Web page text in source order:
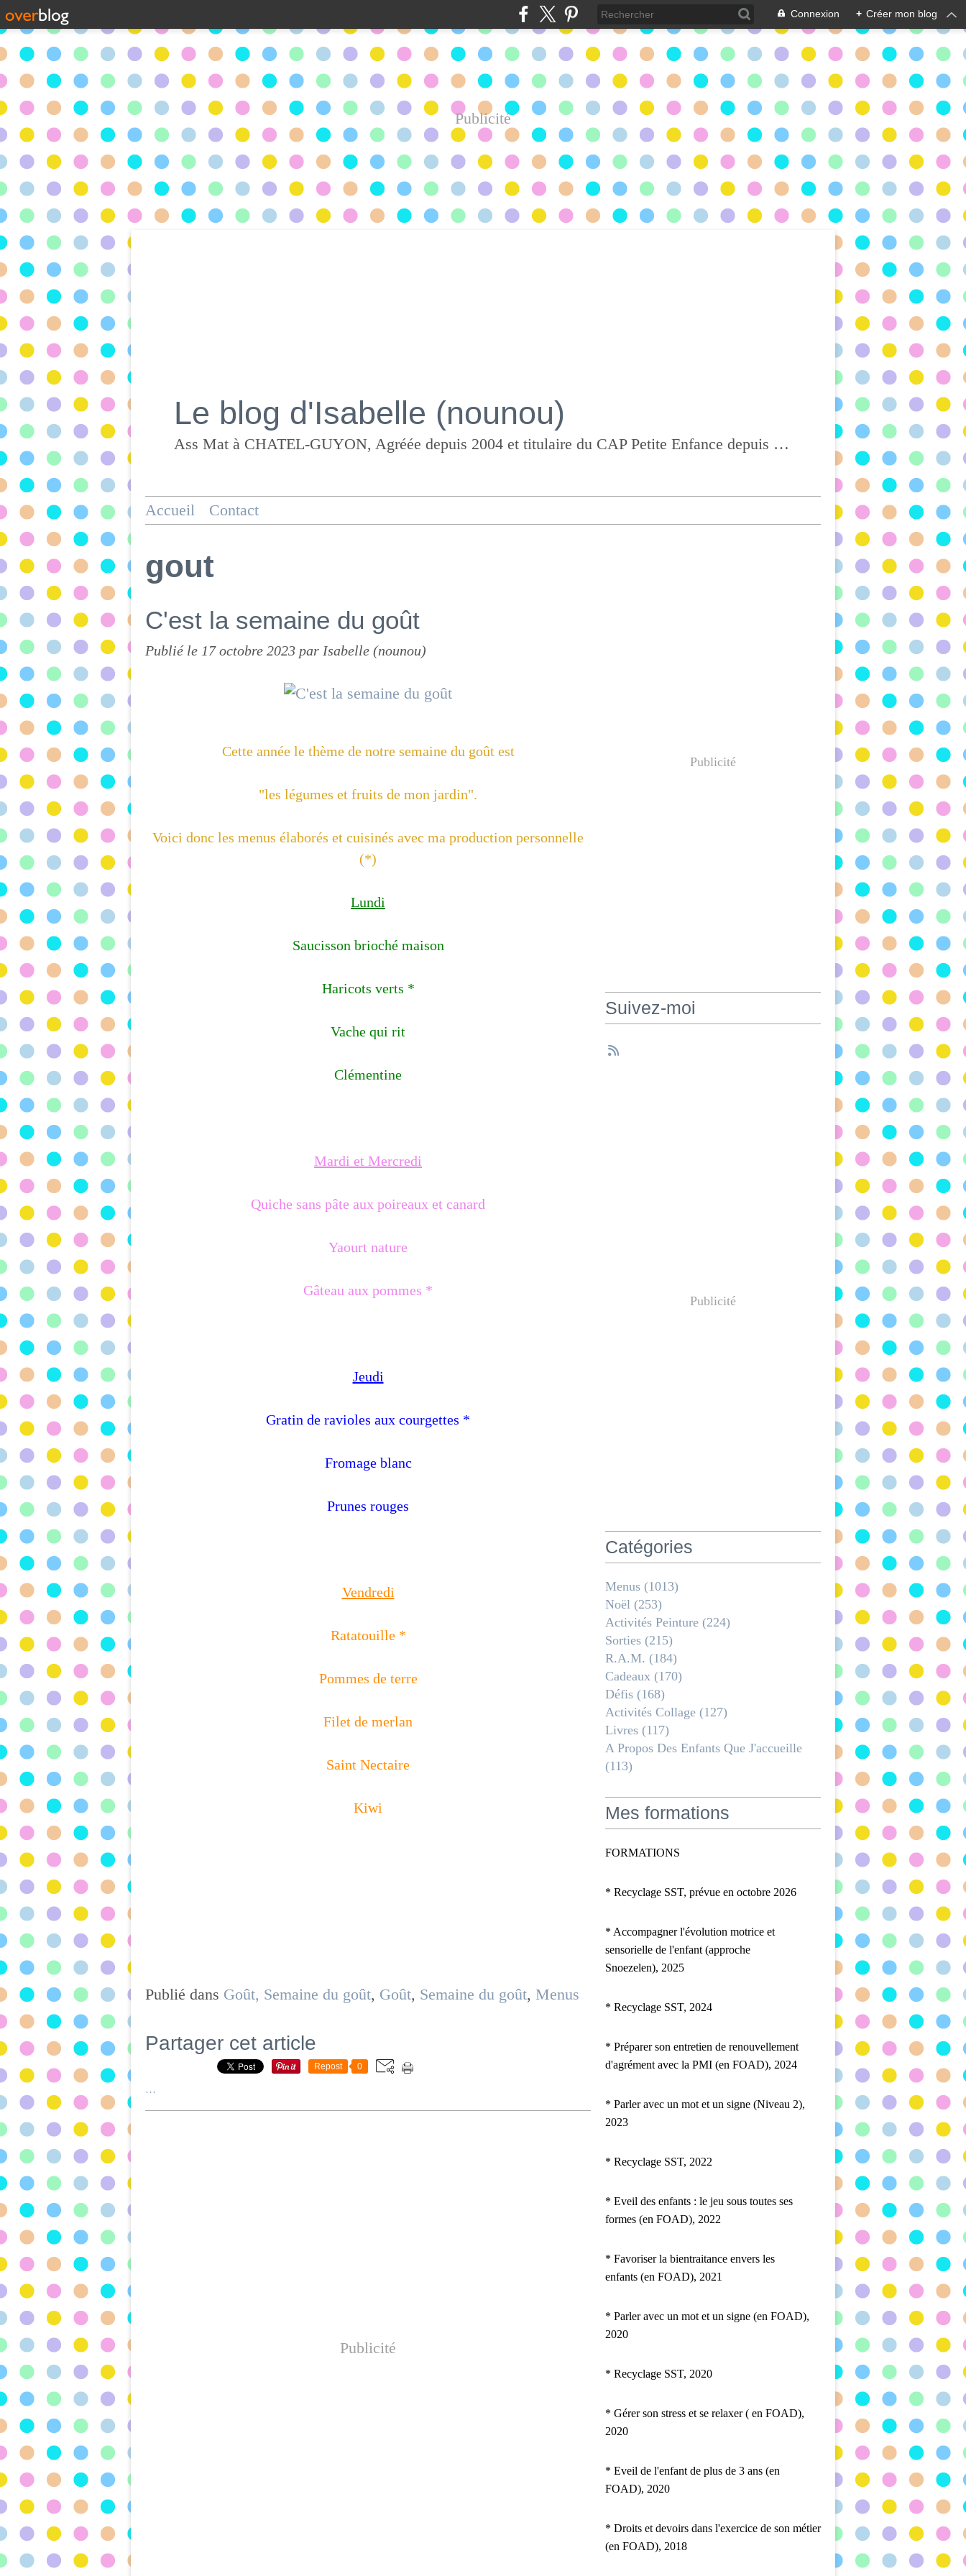
Connexion + Créer mon blog
Publicité
Le blog d'Isabelle (nounou)
Ass Mat à CHATEL-GUYON, Agréée depuis 2004 et titulaire du CAP Petite Enfance depuis 2017, BONNE VISITE !!!
Accueil Contact
gout
C'est la semaine du goût
Publié le 17 octobre 2023 par Isabelle (nounou)
Cette année le thème de notre semaine du goût est
"les légumes et fruits de mon jardin".
Voici donc les menus élaborés et cuisinés avec ma production personnelle
(*)
Lundi
Saucisson brioché maison
Haricots verts *
Vache qui rit
Clémentine
Mardi et Mercredi
Quiche sans pâte aux poireaux et canard
Yaourt nature
Gâteau aux pommes *
Jeudi
Gratin de ravioles aux courgettes *
Fromage blanc
Prunes rouges
Vendredi
Ratatouille *
Pommes de terre
Filet de merlan
Saint Nectaire
Kiwi
Publié dans Goût, Semaine du goût, Goût, Semaine du goût, Menus
Partager cet article
Repost 0
…
Publicité
Publicité
Suivez-moi
Publicité
Catégories
Menus (1013)
Noël (253)
Activités Peinture (224)
Sorties (215)
R.a.m. (184)
Cadeaux (170)
Défis (168)
Activités Collage (127)
Livres (117)
A Propos Des Enfants Que J'accueille
(113)
Mes formations
FORMATIONS
* Recyclage SST, prévue en octobre 2026
* Accompagner l'évolution motrice et
sensorielle de l'enfant (approche
Snoezelen), 2025
* Recyclage SST, 2024
* Préparer son entretien de renouvellement
d'agrément avec la PMI (en FOAD), 2024
* Parler avec un mot et un signe (Niveau 2),
2023
* Recyclage SST, 2022
* Eveil des enfants : le jeu sous toutes ses
formes (en FOAD), 2022
* Favoriser la bientraitance envers les
enfants (en FOAD), 2021
* Parler avec un mot et un signe (en FOAD),
2020
* Recyclage SST, 2020
* Gérer son stress et se relaxer ( en FOAD),
2020
* Eveil de l'enfant de plus de 3 ans (en
FOAD), 2020
* Droits et devoirs dans l'exercice de son métier
(en FOAD), 2018